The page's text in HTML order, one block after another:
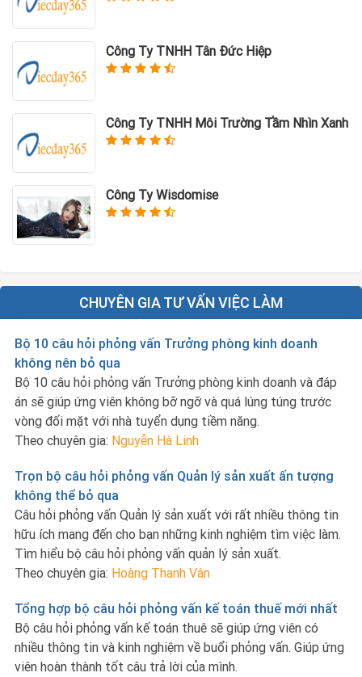
Công Ty TNHH Tân Đức Hiệp
Công Ty TNHH Môi Trường Tầm Nhìn Xanh
Công Ty Wisdomise
CHUYÊN GIA TƯ VẤN VIỆC LÀM
Bộ 10 câu hỏi phỏng vấn Trưởng phòng kinh doanh
không nên bỏ qua
Bộ 10 câu hỏi phỏng vấn Trưởng phòng kinh doanh và đáp
án sẽ giúp ứng viên không bỡ ngỡ và quá lúng túng trước
vòng đối mặt với nhà tuyển dụng tiềm năng.
Theo chuyên gia: Nguyễn Hà Linh
Trọn bộ câu hỏi phỏng vấn Quản lý sản xuất ấn tượng
không thể bỏ qua
Câu hỏi phỏng vấn Quản lý sản xuất với rất nhiều thông tin
hữu ích mang đến cho bạn những kinh nghiệm tìm việc làm.
Tìm hiểu bộ câu hỏi phỏng vấn quản lý sản xuất.
Theo chuyên gia: Hoàng Thanh Vân
Tổng hợp bộ câu hỏi phỏng vấn kế toán thuế mới nhất
Bộ câu hỏi phỏng vấn kế toán thuê sẽ giúp ứng viên có
nhiều thông tin và kinh nghiệm về buổi phỏng vấn. Giúp ứng
viên hoàn thành tốt câu trả lời của mình.